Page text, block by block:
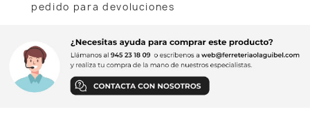
pedido para devoluciones